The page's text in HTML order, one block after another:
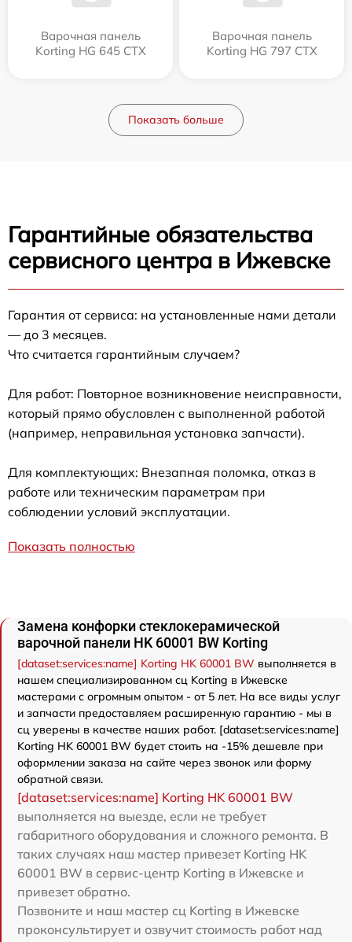
Варочная панель
Korting HG 645 CTX
Варочная панель
Korting HG 797 CTX
Показать больше
Гарантийные обязательства
сервисного центра в Ижевске
Гарантия от сервиса: на установленные нами детали
— до 3 месяцев.
Что считается гарантийным случаем?
Для работ: Повторное возникновение неисправности,
который прямо обусловлен с выполненной работой
(например, неправильная установка запчасти).
Для комплектующих: Внезапная поломка, отказ в
работе или техническим параметрам при
соблюдении условий эксплуатации.
Показать полностью
Замена конфорки стеклокерамической
варочной панели HK 60001 BW Korting
[dataset:services:name] Korting HK 60001 BW выполняется в
нашем специализированном сц Korting в Ижевске
мастерами с огромным опытом - от 5 лет. На все виды услуг
и запчасти предоставляем расширенную гарантию - мы в
сц уверены в качестве наших работ. [dataset:services:name]
Korting HK 60001 BW будет стоить на -15% дешевле при
оформлении заказа на сайте через звонок или форму
обратной связи.
[dataset:services:name] Korting HK 60001 BW
выполняется на выезде, если не требует
габаритного оборудования и сложного ремонта. В
таких случаях наш мастер привезет Korting HK
60001 BW в сервис-центр Korting в Ижевске и
привезет обратно.
Позвоните и наш мастер сц Korting в Ижевске
проконсультирует и озвучит стоимость работ над